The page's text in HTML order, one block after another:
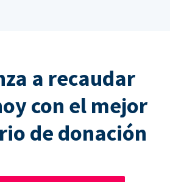
a recaudar
con el mejor
de donación